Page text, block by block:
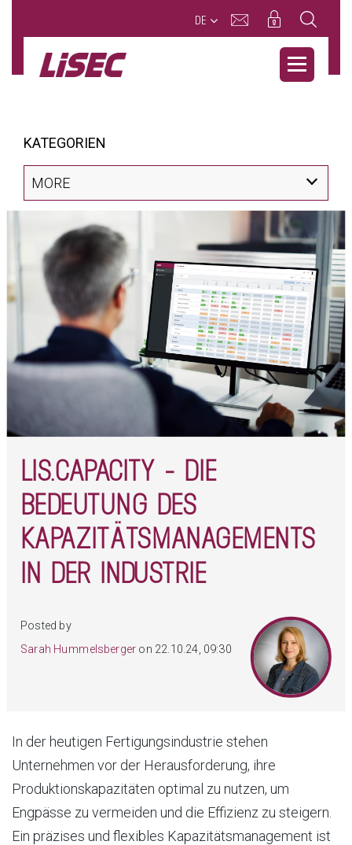
DE
KATEGORIEN
MORE
LIS.CAPACITY - DIE
BEDEUTUNG DES
KAPAZITÄTSMANAGEMENTS
IN DER INDUSTRIE
Posted by
Sarah Hummelsberger on 22.10.24, 09:30
In der heutigen Fertigungsindustrie stehen
Unternehmen vor der Herausforderung, ihre
Produktionskapazitäten optimal zu nutzen, um
Engpässe zu vermeiden und die Effizienz zu steigern.
Ein präzises und flexibles Kapazitätsmanagement ist